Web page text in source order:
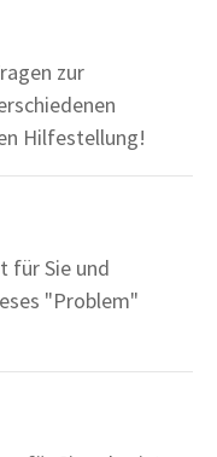
zur
Hilfestellung!
für Sie und
"Problem"